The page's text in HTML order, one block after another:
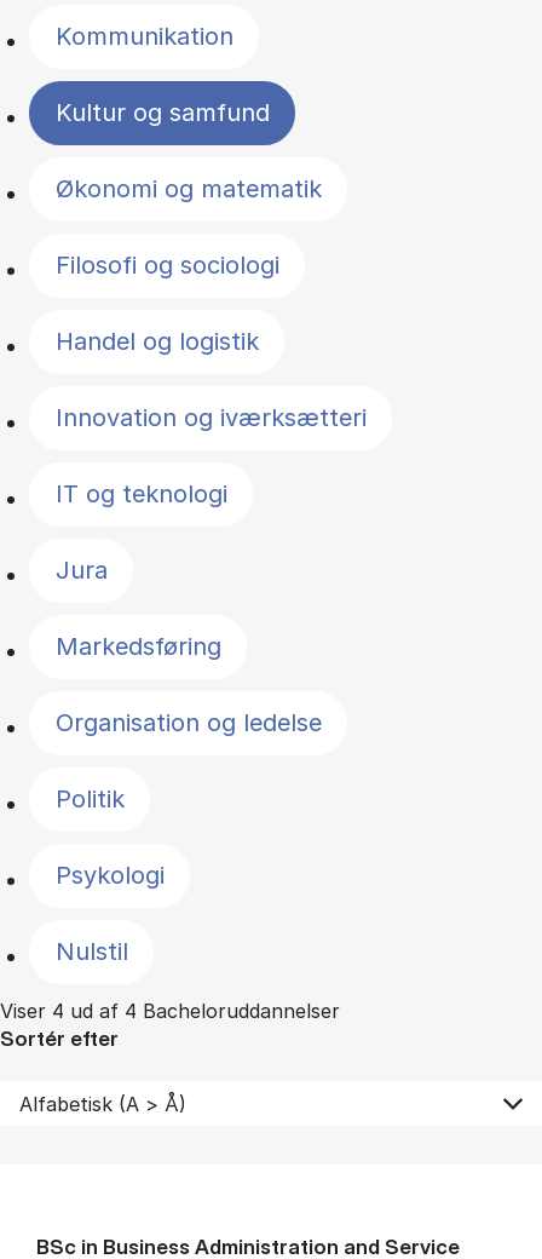
Kommunikation
Kultur og samfund
Økonomi og matematik
Filosofi og sociologi
Handel og logistik
Innovation og iværksætteri
IT og teknologi
Jura
Markedsføring
Organisation og ledelse
Politik
Psykologi
Nulstil
Viser 4 ud af 4 Bacheloruddannelser
Sortér efter
BSc in Busi­ness Ad­min­is­tra­tion and Ser­vice